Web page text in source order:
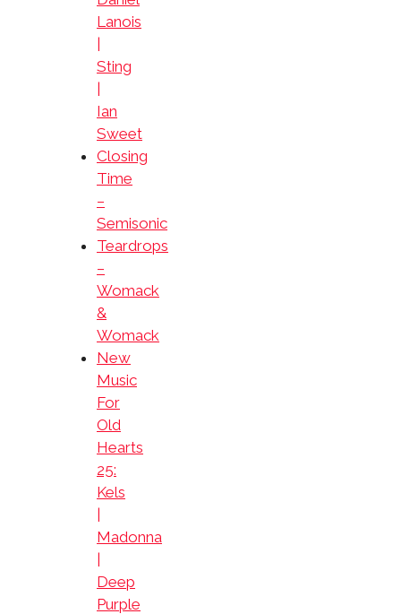
Lanois
|
Sting
|
Ian
Sweet
Closing
Time
–
Semisonic
Teardrops
–
Womack
&
Womack
New
Music
For
Old
Hearts
25:
Kels
|
Madonna
|
Deep
Purple